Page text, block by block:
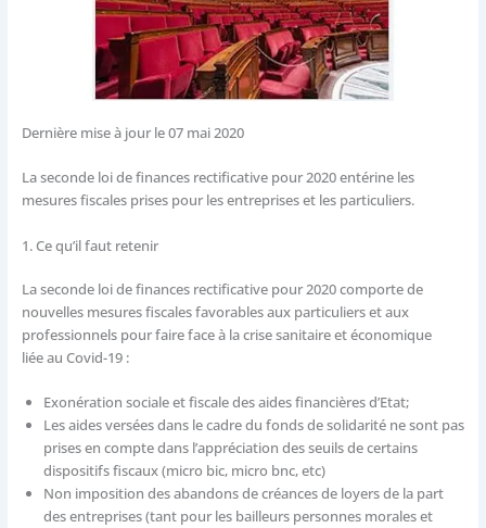
Dernière mise à jour le 07 mai 2020
La seconde loi de finances rectificative pour 2020 entérine les
mesures fiscales prises pour les entreprises et les particuliers.
1. Ce qu’il faut retenir
La seconde loi de finances rectificative pour 2020 comporte de
nouvelles mesures fiscales favorables aux particuliers et aux
professionnels pour faire face à la crise sanitaire et économique
liée au Covid-19 : ​
Exonération sociale et fiscale des aides financières d’Etat;
Les aides versées dans le cadre du fonds de solidarité ne sont pas
prises en compte dans l’appréciation des seuils de certains
dispositifs fiscaux (micro bic, micro bnc, etc)
Non imposition des abandons de créances de loyers de la part
des entreprises (tant pour les bailleurs personnes morales et